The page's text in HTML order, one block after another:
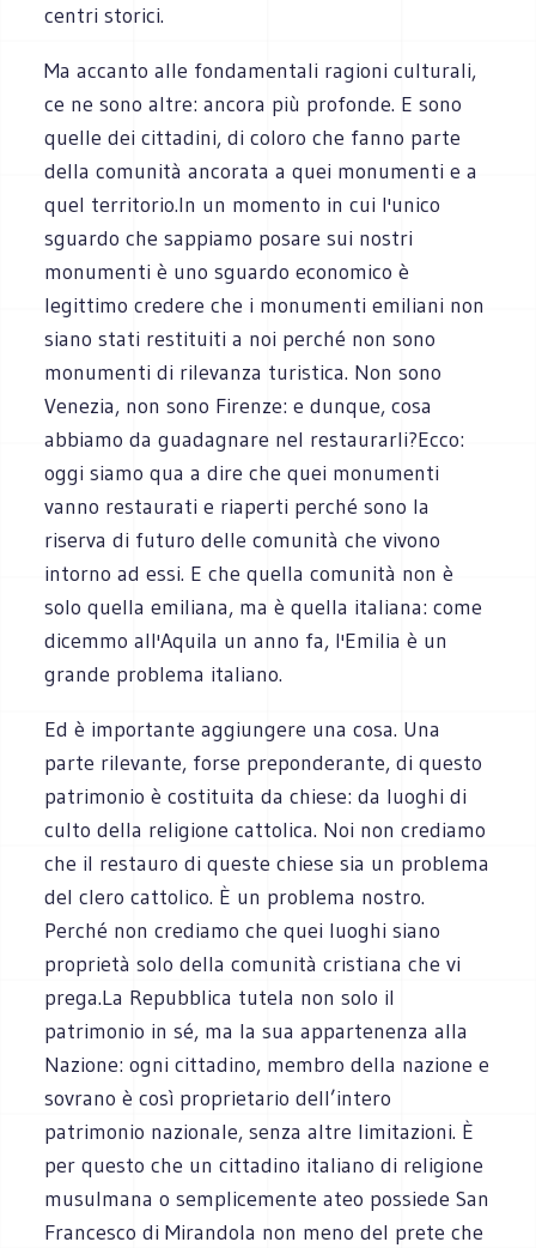
centri storici.
Ma accanto alle fondamentali ragioni culturali,
ce ne sono altre: ancora più profonde. E sono
quelle dei cittadini, di coloro che fanno parte
della comunità ancorata a quei monumenti e a
quel territorio.In un momento in cui l'unico
sguardo che sappiamo posare sui nostri
monumenti è uno sguardo economico è
legittimo credere che i monumenti emiliani non
siano stati restituiti a noi perché non sono
monumenti di rilevanza turistica. Non sono
Venezia, non sono Firenze: e dunque, cosa
abbiamo da guadagnare nel restaurarli?Ecco:
oggi siamo qua a dire che quei monumenti
vanno restaurati e riaperti perché sono la
riserva di futuro delle comunità che vivono
intorno ad essi. E che quella comunità non è
solo quella emiliana, ma è quella italiana: come
dicemmo all'Aquila un anno fa, l'Emilia è un
grande problema italiano.
Ed è importante aggiungere una cosa. Una
parte rilevante, forse preponderante, di questo
patrimonio è costituita da chiese: da luoghi di
culto della religione cattolica. Noi non crediamo
che il restauro di queste chiese sia un problema
del clero cattolico. È un problema nostro.
Perché non crediamo che quei luoghi siano
proprietà solo della comunità cristiana che vi
prega.La Repubblica tutela non solo il
patrimonio in sé, ma la sua appartenenza alla
Nazione: ogni cittadino, membro della nazione e
sovrano è così proprietario dell’intero
patrimonio nazionale, senza altre limitazioni. È
per questo che un cittadino italiano di religione
musulmana o semplicemente ateo possiede San
Francesco di Mirandola non meno del prete che